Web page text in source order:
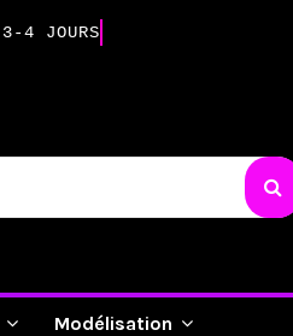
4 JOURS
Modélisation